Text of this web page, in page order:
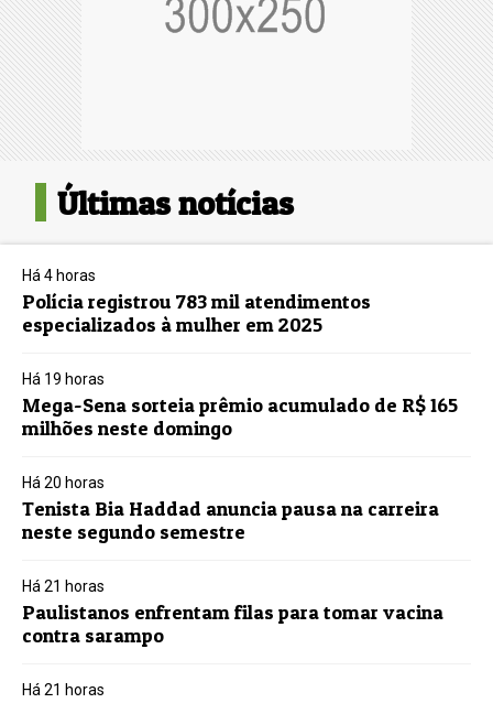
Últimas notícias
Há 4 horas
Polícia registrou 783 mil atendimentos
especializados à mulher em 2025
Há 19 horas
Mega-Sena sorteia prêmio acumulado de R$ 165
milhões neste domingo
Há 20 horas
Tenista Bia Haddad anuncia pausa na carreira
neste segundo semestre
Há 21 horas
Paulistanos enfrentam filas para tomar vacina
contra sarampo
Há 21 horas